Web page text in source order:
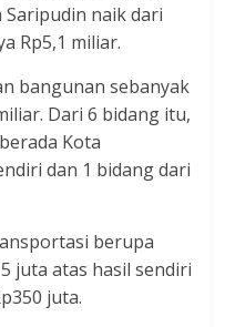
Saripudin naik dari
Rp5,1 miliar.
bangunan sebanyak
Dari 6 bidang itu,
Kota
dan 1 bidang dari
berupa
juta atas hasil sendiri
juta.